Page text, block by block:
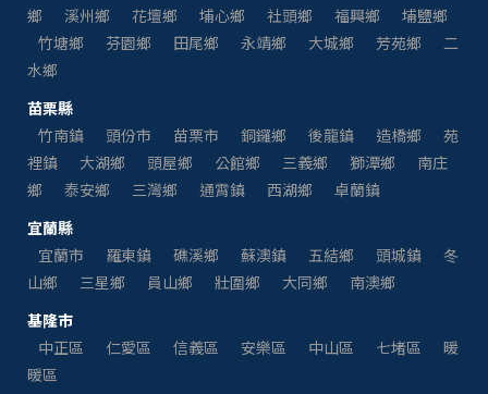
鄉
溪州鄉 花壇鄉 埔心鄉 社頭鄉 福興鄉
埔鹽鄉
竹塘鄉
芬園鄉 田尾鄉 永靖鄉 大城鄉 芳苑鄉
二
水鄉
苗栗縣
竹南鎮
頭份市 苗栗市 銅鑼鄉 後龍鎮 造橋鄉
苑
裡鎮
大湖鄉 頭屋鄉 公館鄉 三義鄉 獅潭鄉
南庄
鄉
泰安鄉 三灣鄉 通霄鎮 西湖鄉
卓蘭鎮
宜蘭縣
宜蘭市
羅東鎮 礁溪鄉 蘇澳鎮 五結鄉 頭城鎮
冬
山鄉
三星鄉 員山鄉 壯圍鄉 大同鄉
南澳鄉
基隆市
中正區
仁愛區 信義區 安樂區 中山區 七堵區
暖
暖區